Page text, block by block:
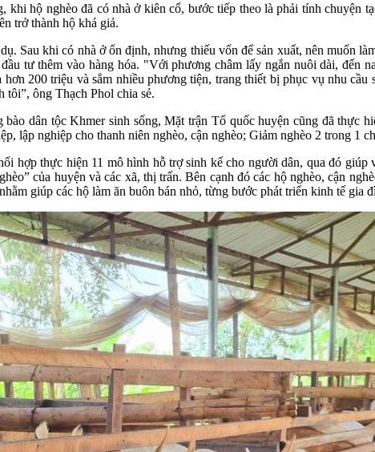
hộ nghèo đã có nhà ở kiên cố, bước tiếp theo là phải tính chuyện
trở thành hộ khá giả.
Sau khi có nhà ở ổn định, nhưng thiếu vốn để sản xuất, nên muốn
tư thêm vào hàng hóa. "Với phương châm lấy ngắn nuôi dài, đến
200 triệu và sắm nhiều phương tiện, trang thiết bị phục vụ nhu
tôi”, ông Thạch Phol chia sẻ.
dân tộc Khmer sinh sống, Mặt trận Tổ quốc huyện cũng đã thực
lập nghiệp cho thanh niên nghèo, cận nghèo; Giảm nghèo 2 trong
hợp thực hiện 11 mô hình hỗ trợ sinh kế cho người dân, qua đó giúp
của huyện và các xã, thị trấn. Bên cạnh đó các hộ nghèo, cận
giúp các hộ làm ăn buôn bán nhỏ, từng bước phát triển kinh tế gia